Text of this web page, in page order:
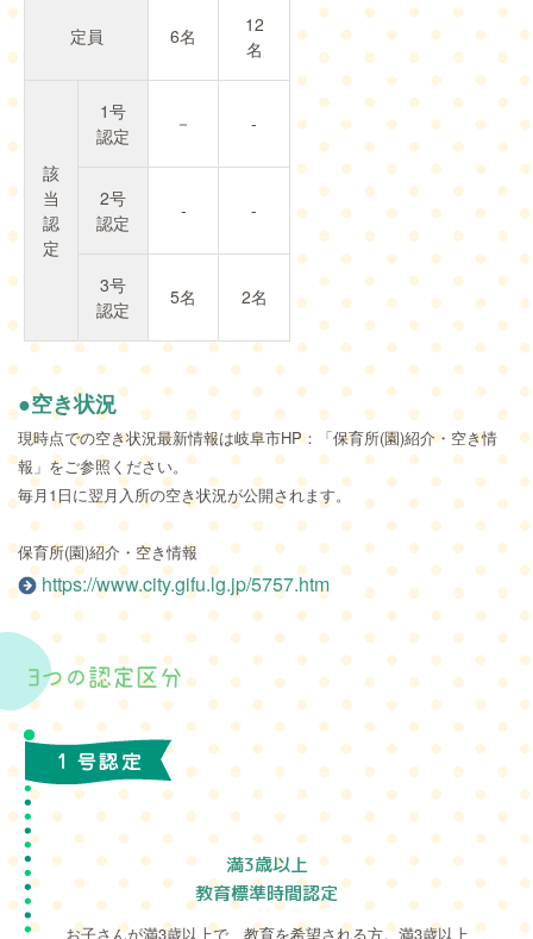
定員 6名
12
名
該
当
認
定
1号
認定
－ -
2号
認定
- -
3号
認定
5名 2名
●空き状況
現時点での空き状況最新情報は岐阜市HP：「保育所(園)紹介・空き情
報」をご参照ください。
毎月1日に翌月入所の空き状況が公開されます。
保育所(園)紹介・空き情報
https://www.city.gifu.lg.jp/5757.htm
3つの認定区分
満3歳以上
教育標準時間認定
お子さんが満3歳以上で、教育を希望される方。満3歳以上